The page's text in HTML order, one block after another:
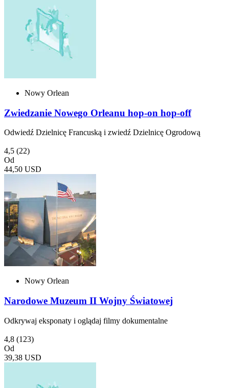
Nowy Orlean
Zwiedzanie Nowego Orleanu hop-on hop-off
Odwiedź Dzielnicę Francuską i zwiedź Dzielnicę Ogrodową
4,5 (22)
Od
44,50 USD
Nowy Orlean
Narodowe Muzeum II Wojny Światowej
Odkrywaj eksponaty i oglądaj filmy dokumentalne
4,8 (123)
Od
39,38 USD